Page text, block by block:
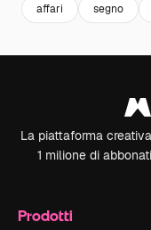
affari segno
La piattaforma
1 milione di
Prodotti